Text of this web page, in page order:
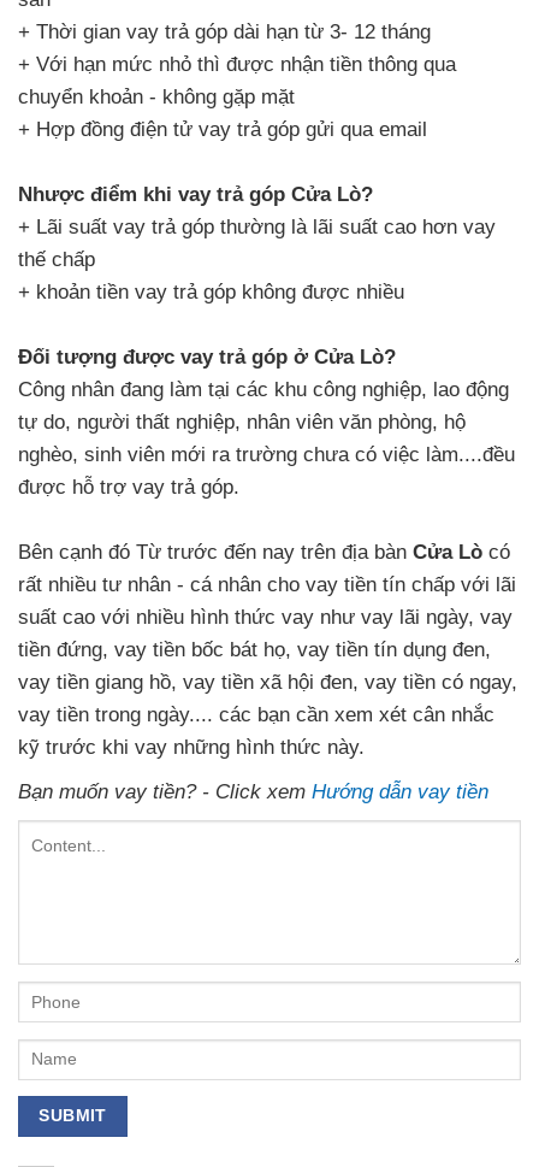
+ Thời gian vay trả góp dài hạn từ 3- 12 tháng
+ Với hạn mức nhỏ thì được nhận tiền thông qua
chuyển khoản - không gặp mặt
+ Hợp đồng điện tử vay trả góp gửi qua email
Nhược điểm khi vay trả góp Cửa Lò?
+ Lãi suất vay trả góp thường là lãi suất cao hơn vay
thế chấp
+ khoản tiền vay trả góp không được nhiều
Đối tượng được vay trả góp ở Cửa Lò?
Công nhân đang làm tại các khu công nghiệp, lao động
tự do, người thất nghiệp, nhân viên văn phòng, hộ
nghèo, sinh viên mới ra trường chưa có việc làm....đều
được hỗ trợ vay trả góp.
Bên cạnh đó Từ trước đến nay trên địa bàn Cửa Lò có
rất nhiều tư nhân - cá nhân cho vay tiền tín chấp với lãi
suất cao với nhiều hình thức vay như vay lãi ngày, vay
tiền đứng, vay tiền bốc bát họ, vay tiền tín dụng đen,
vay tiền giang hồ, vay tiền xã hội đen, vay tiền có ngay,
vay tiền trong ngày.... các bạn cần xem xét cân nhắc
kỹ trước khi vay những hình thức này.
Bạn muốn vay tiền? - Click xem Hướng dẫn vay tiền